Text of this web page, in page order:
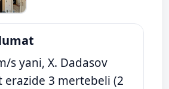
s yani, X. Dadasov
erazide 3 mertebeli (2